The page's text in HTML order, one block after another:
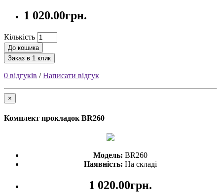
1 020.00грн.
Кількість
До кошика
Заказ в 1 клик
0 відгуків /Написати відгук
×
Комплект прокладок BR260
Модель: BR260
Наявність: На складі
1 020.00грн.